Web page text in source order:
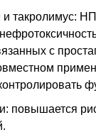
и такролимус:
с
повышается